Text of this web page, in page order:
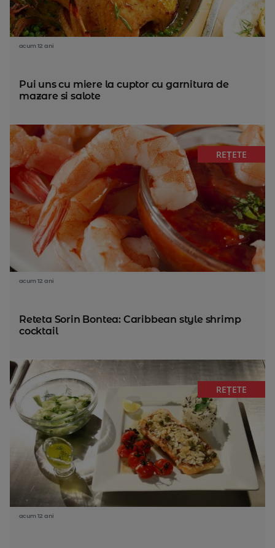
acum 12 ani
Pui uns cu miere la cuptor cu garnitura de
mazare si salote
REȚETE
acum 12 ani
Reteta Sorin Bontea: Caribbean style shrimp
cocktail
REȚETE
acum 12 ani